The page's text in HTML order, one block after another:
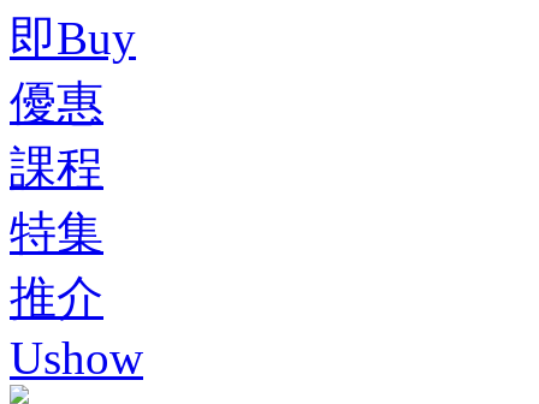
即Buy
優惠
課程
特集
推介
Ushow